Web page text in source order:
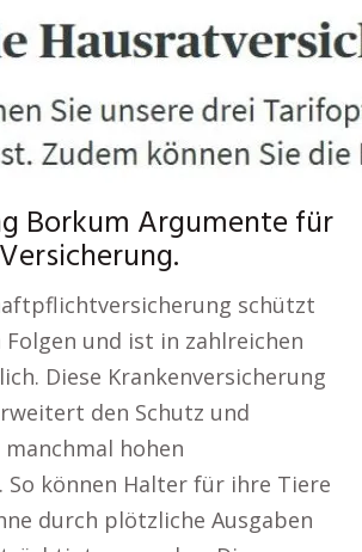
Borkum Argumente für
schützt
und ist in zahlreichen
Diese Krankenversicherung
den Schutz und
hohen
können Halter für ihre Tiere
durch plötzliche Ausgaben